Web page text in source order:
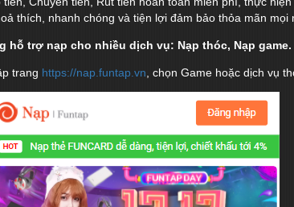
thích, nhanh chóng và tiện lợi đảm bảo thỏa mãn mọi
hỗ trợ nạp cho nhiều dịch vụ: Nạp thóc, Nạp game.
trang https://nap.funtap.vn , chọn Game hoặc dịch vụ